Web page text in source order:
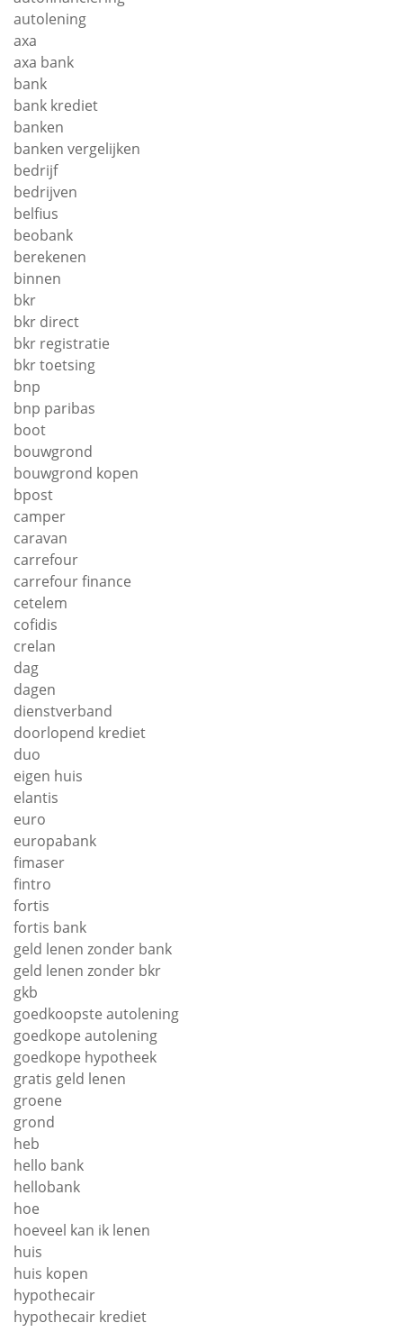
autolening
axa
axa bank
bank
bank krediet
banken
banken vergelijken
bedrijf
bedrijven
belfius
beobank
berekenen
binnen
bkr
bkr direct
bkr registratie
bkr toetsing
bnp
bnp paribas
boot
bouwgrond
bouwgrond kopen
bpost
camper
caravan
carrefour
carrefour finance
cetelem
cofidis
crelan
dag
dagen
dienstverband
doorlopend krediet
duo
eigen huis
elantis
euro
europabank
fimaser
fintro
fortis
fortis bank
geld lenen zonder bank
geld lenen zonder bkr
gkb
goedkoopste autolening
goedkope autolening
goedkope hypotheek
gratis geld lenen
groene
grond
heb
hello bank
hellobank
hoe
hoeveel kan ik lenen
huis
huis kopen
hypothecair
hypothecair krediet